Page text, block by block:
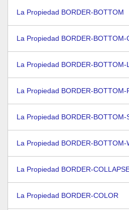
La Propiedad BORDER-BOTTOM
La Propiedad BORDER-BOTTOM-
La Propiedad BORDER-BOTTOM-
La Propiedad BORDER-BOTTOM-
La Propiedad BORDER-BOTTOM-
La Propiedad BORDER-BOTTOM-
La Propiedad BORDER-
La Propiedad BORDER-COLOR